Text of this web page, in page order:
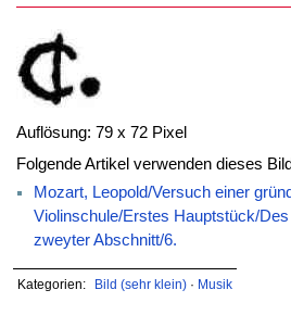
Auflösung: 79 x 72 Pixel
Folgende Artikel verwenden dieses
Mozart, Leopold/Versuch einer
Violinschule/Erstes Hauptstück/
zweyter Abschnitt/6.
Kategorien: Bild (sehr klein)· Musik